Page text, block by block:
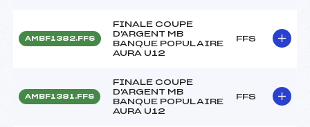
AMBF1382.FFS
FINALE COUPE
D'ARGENT MB
BANQUE POPULAIRE
AURA U12
FFS
AMBF1381.FFS
FINALE COUPE
D'ARGENT MB
BANQUE POPULAIRE
AURA U12
FFS